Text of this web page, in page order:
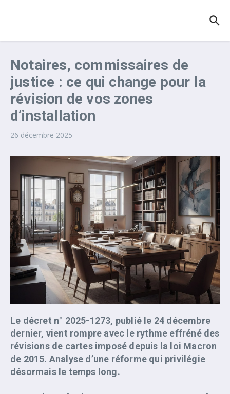
Notaires, commissaires de
justice : ce qui change pour la
révision de vos zones
d’installation
26 décembre 2025
Le décret n° 2025-1273, publié le 24 décembre
dernier, vient rompre avec le rythme effréné des
révisions de cartes imposé depuis la loi Macron
de 2015. Analyse d’une réforme qui privilégie
désormais le temps long.